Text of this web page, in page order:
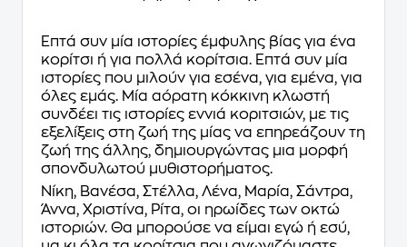
Επτά συν μία ιστορίες έμφυλης βίας για ένα
κορίτσι ή για πολλά κορίτσια. Επτά συν μία
ιστορίες που μιλούν για εσένα, για εμένα, για
όλες εμάς. Μία αόρατη κόκκινη κλωστή
συνδέει τις ιστορίες εννιά κοριτσιών, με τις
εξελίξεις στη ζωή της μίας να επηρεάζουν τη
ζωή της άλλης, δημιουργώντας μια μορφή
σπονδυλωτού μυθιστορήματος.
Νίκη, Βανέσα, Στέλλα, Λένα, Μαρία, Σάντρα,
Άννα, Χριστίνα, Ρίτα, οι ηρωίδες των οκτώ
ιστοριών. Θα μπορούσε να είμαι εγώ ή εσύ,